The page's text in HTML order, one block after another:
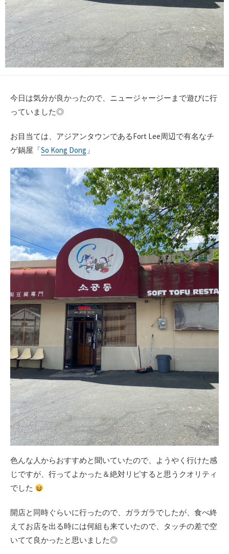
今日は気分が良かったので、ニュージャージーまで遊びに行
っていました◎
お目当ては、アジアンタウンであるFort Lee周辺で有名なチ
ゲ鍋屋「So Kong Dong 」
色んな人からおすすめと聞いていたので、ようやく行けた感
じですが、行ってよかった＆絶対リピすると思うクオリティ
でした
開店と同時ぐらいに行ったので、ガラガラでしたが、食べ終
えてお店を出る時には何組も来ていたので、タッチの差で空
いてて良かったと思いました◎